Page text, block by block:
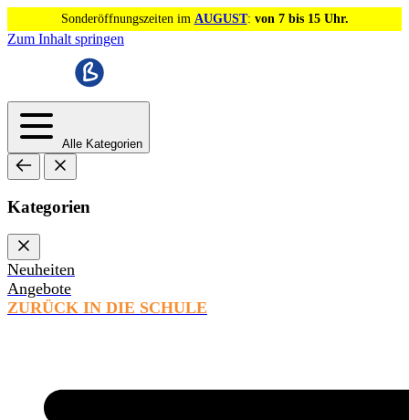
Sonderöffnungszeiten im AUGUST: von 7 bis 15 Uhr.
Zum Inhalt springen
Alle Kategorien
Kategorien
Neuheiten
Angebote
ZURÜCK IN DIE SCHULE